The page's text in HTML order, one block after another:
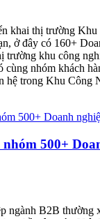
khai thị trường
ở đây có 160+
trường khu công
nhóm khách
hệ trong Khu Công
500+
ngành B2B thường